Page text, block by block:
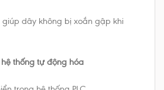
dây không bị xoắn gập khi
thống tự động hóa